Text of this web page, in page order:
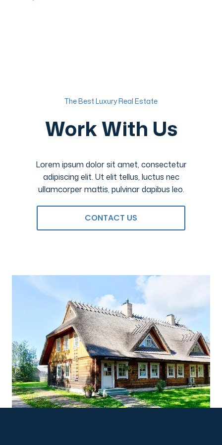
The Best Luxury Real Estate
Work With Us
Lorem ipsum dolor sit amet, consectetur
adipiscing elit. Ut elit tellus, luctus nec
ullamcorper mattis, pulvinar dapibus leo.
CONTACT US